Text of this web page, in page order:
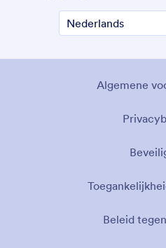
Algemene
Beleid